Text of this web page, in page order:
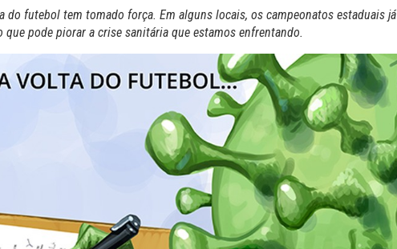
do futebol tem tomado força. Em alguns locais, os campeonatos estaduais já
que pode piorar a crise sanitária que estamos enfrentando.